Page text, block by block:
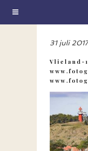
31 juli 2017
Vlieland-